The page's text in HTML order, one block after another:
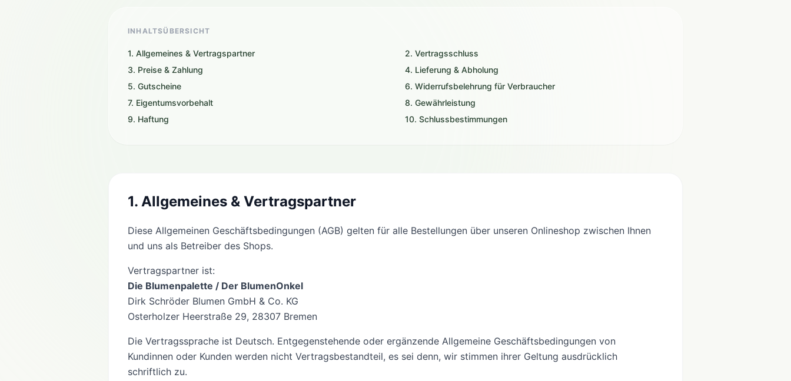
INHALTSÜBERSICHT
1. Allgemeines & Vertragspartner
2. Vertragsschluss
3. Preise & Zahlung
4. Lieferung & Abholung
5. Gutscheine
6. Widerrufsbelehrung für Verbraucher
7. Eigentumsvorbehalt
8. Gewährleistung
9. Haftung
10. Schlussbestimmungen
1. Allgemeines & Vertragspartner
Diese Allgemeinen Geschäftsbedingungen (AGB) gelten für alle Bestellungen über unseren Onlineshop zwischen Ihnen
und uns als Betreiber des Shops.
Vertragspartner ist:
Die Blumenpalette / Der BlumenOnkel
Dirk Schröder Blumen GmbH & Co. KG
Osterholzer Heerstraße 29, 28307 Bremen
Die Vertragssprache ist Deutsch. Entgegenstehende oder ergänzende Allgemeine Geschäftsbedingungen von
Kundinnen oder Kunden werden nicht Vertragsbestandteil, es sei denn, wir stimmen ihrer Geltung ausdrücklich
schriftlich zu.